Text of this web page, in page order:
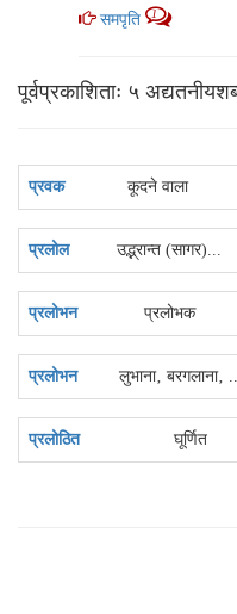
समपृति 1
पूर्वप्रकाशिताः ५
प्रवक कूदने वाला
प्रलोल उद्भ्रान्त (सागर)...
प्रलोभन प्रलोभक
प्रलोभन लुभाना‚ बरगलाना‚
प्रलोठित घूर्णित